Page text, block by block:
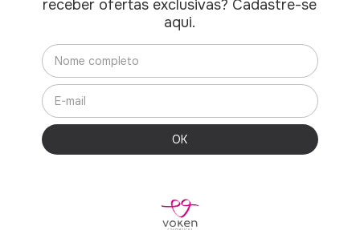
receber ofertas exclusivas? Cadastre-se
aqui.